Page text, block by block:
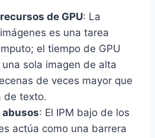
de GPU: La
es una tarea
el tiempo de GPU
sola imagen de alta
de veces mayor que
de texto.
abusos: El IPM bajo de los
actúa como una barrera